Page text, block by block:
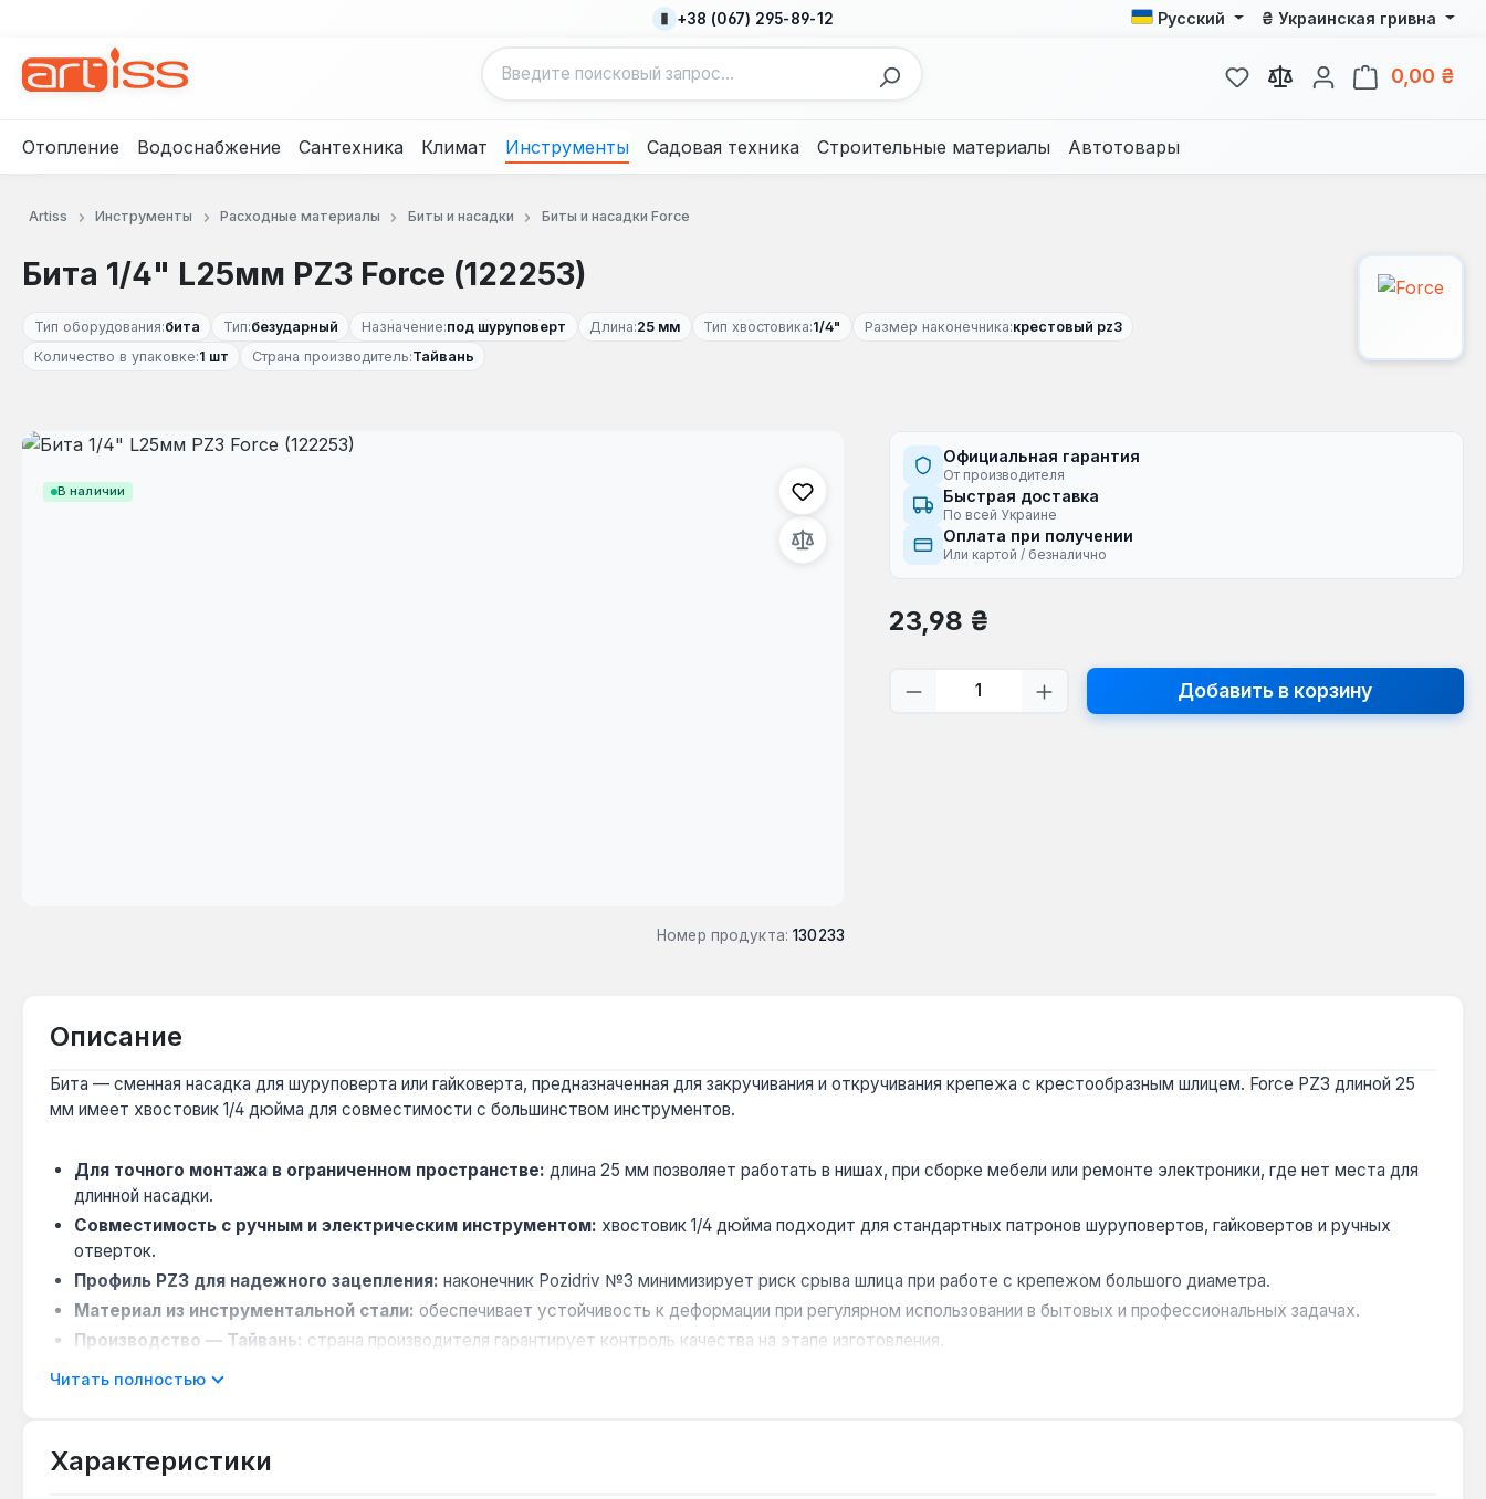
+38 (067) 295-89-12 Русский ₴ Украинская гривна
У вас есть товары из
0,00 ₴
Отопление Водоснабжение Сантехника Климат Инструменты Садовая техника Строительные материалы Автотовары
Artiss Инструменты Расходные материалы Биты и насадки Биты и насадки Force
Бита 1/4" L25мм PZ3 Force (122253)
Тип оборудования:бита Тип:безударный Назначение:под шуруповерт Длина:25 мм Тип хвостовика:1/4" Размер наконечника:крестовый pz3
Количество в упаковке:1 шт Страна производитель:Тайвань
В наличии
Пропустить галерею изображений
Номер продукта: 130233
Официальная гарантия
От производителя
Быстрая доставка
По всей Украине
Оплата при получении
Или картой / безналично
Обычная цена:
23,98 ₴
Количество продукта: введите желаемое
Добавить в корзину
Описание
Бита — сменная насадка для шуруповерта или гайковерта, предназначенная для закручивания и откручивания крепежа с крестообразным шлицем. Force PZ3 длиной 25
мм имеет хвостовик 1/4 дюйма для совместимости с большинством инструментов.
Для точного монтажа в ограниченном пространстве: длина 25 мм позволяет работать в нишах, при сборке мебели или ремонте электроники, где нет места для
длинной насадки.
Совместимость с ручным и электрическим инструментом: хвостовик 1/4 дюйма подходит для стандартных патронов шуруповертов, гайковертов и ручных
отверток.
Профиль PZ3 для надежного зацепления: наконечник Pozidriv №3 минимизирует риск срыва шлица при работе с крепежом большого диаметра.
Материал из инструментальной стали: обеспечивает устойчивость к деформации при регулярном использовании в бытовых и профессиональных задачах.
Производство — Тайвань: страна производителя гарантирует контроль качества на этапе изготовления.
Читать полностью
Характеристики